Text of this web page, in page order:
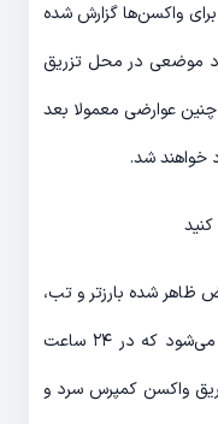
واکسن‌ها گزارش شده
موضعی در محل تزریق
عوارضی معمولا بعد
کنید
ظاهر شده بارزتر و تب،
شدیدتر است. معمولا به والدین توصیه می‌شود که در ۲۴ ساعت
واکسن کمپرس سرد و